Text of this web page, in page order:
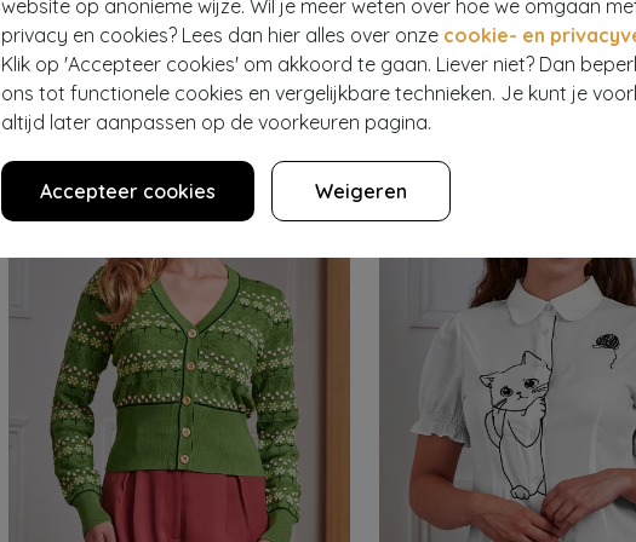
website op anonieme wijze. Wil je meer weten over hoe we omgaan
privacy en cookies? Lees dan hier alles over onze cookie- en
Klik op 'Accepteer cookies' om akkoord te gaan. Liever niet? Dan
ons tot functionele cookies en vergelijkbare technieken. Je kunt je
altijd later aanpassen op de voorkeuren pagina.
Accepteer cookies Weigeren
ROCK-A-BOOTY
Topvintage exclusive ~ Indie blouse in blauw
€ 69,95
94
VINTAGE CHIC FOR TOPVINTAGE
€ 45,95 € 17,95